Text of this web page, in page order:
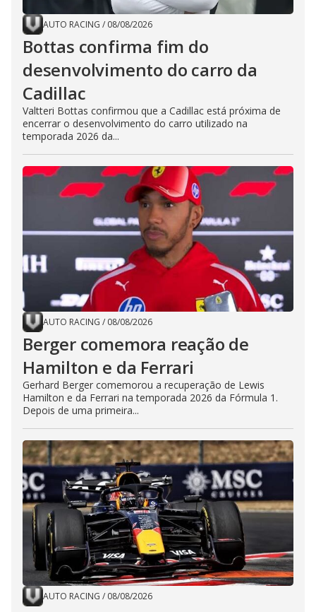
AUTO RACING / 08/08/2026
Bottas confirma fim do
desenvolvimento do carro da
Cadillac
Valtteri Bottas confirmou que a Cadillac está próxima de
encerrar o desenvolvimento do carro utilizado na
temporada 2026 da...
AUTO RACING / 08/08/2026
Berger comemora reação de
Hamilton e da Ferrari
Gerhard Berger comemorou a recuperação de Lewis
Hamilton e da Ferrari na temporada 2026 da Fórmula 1.
Depois de uma primeira...
AUTO RACING / 08/08/2026